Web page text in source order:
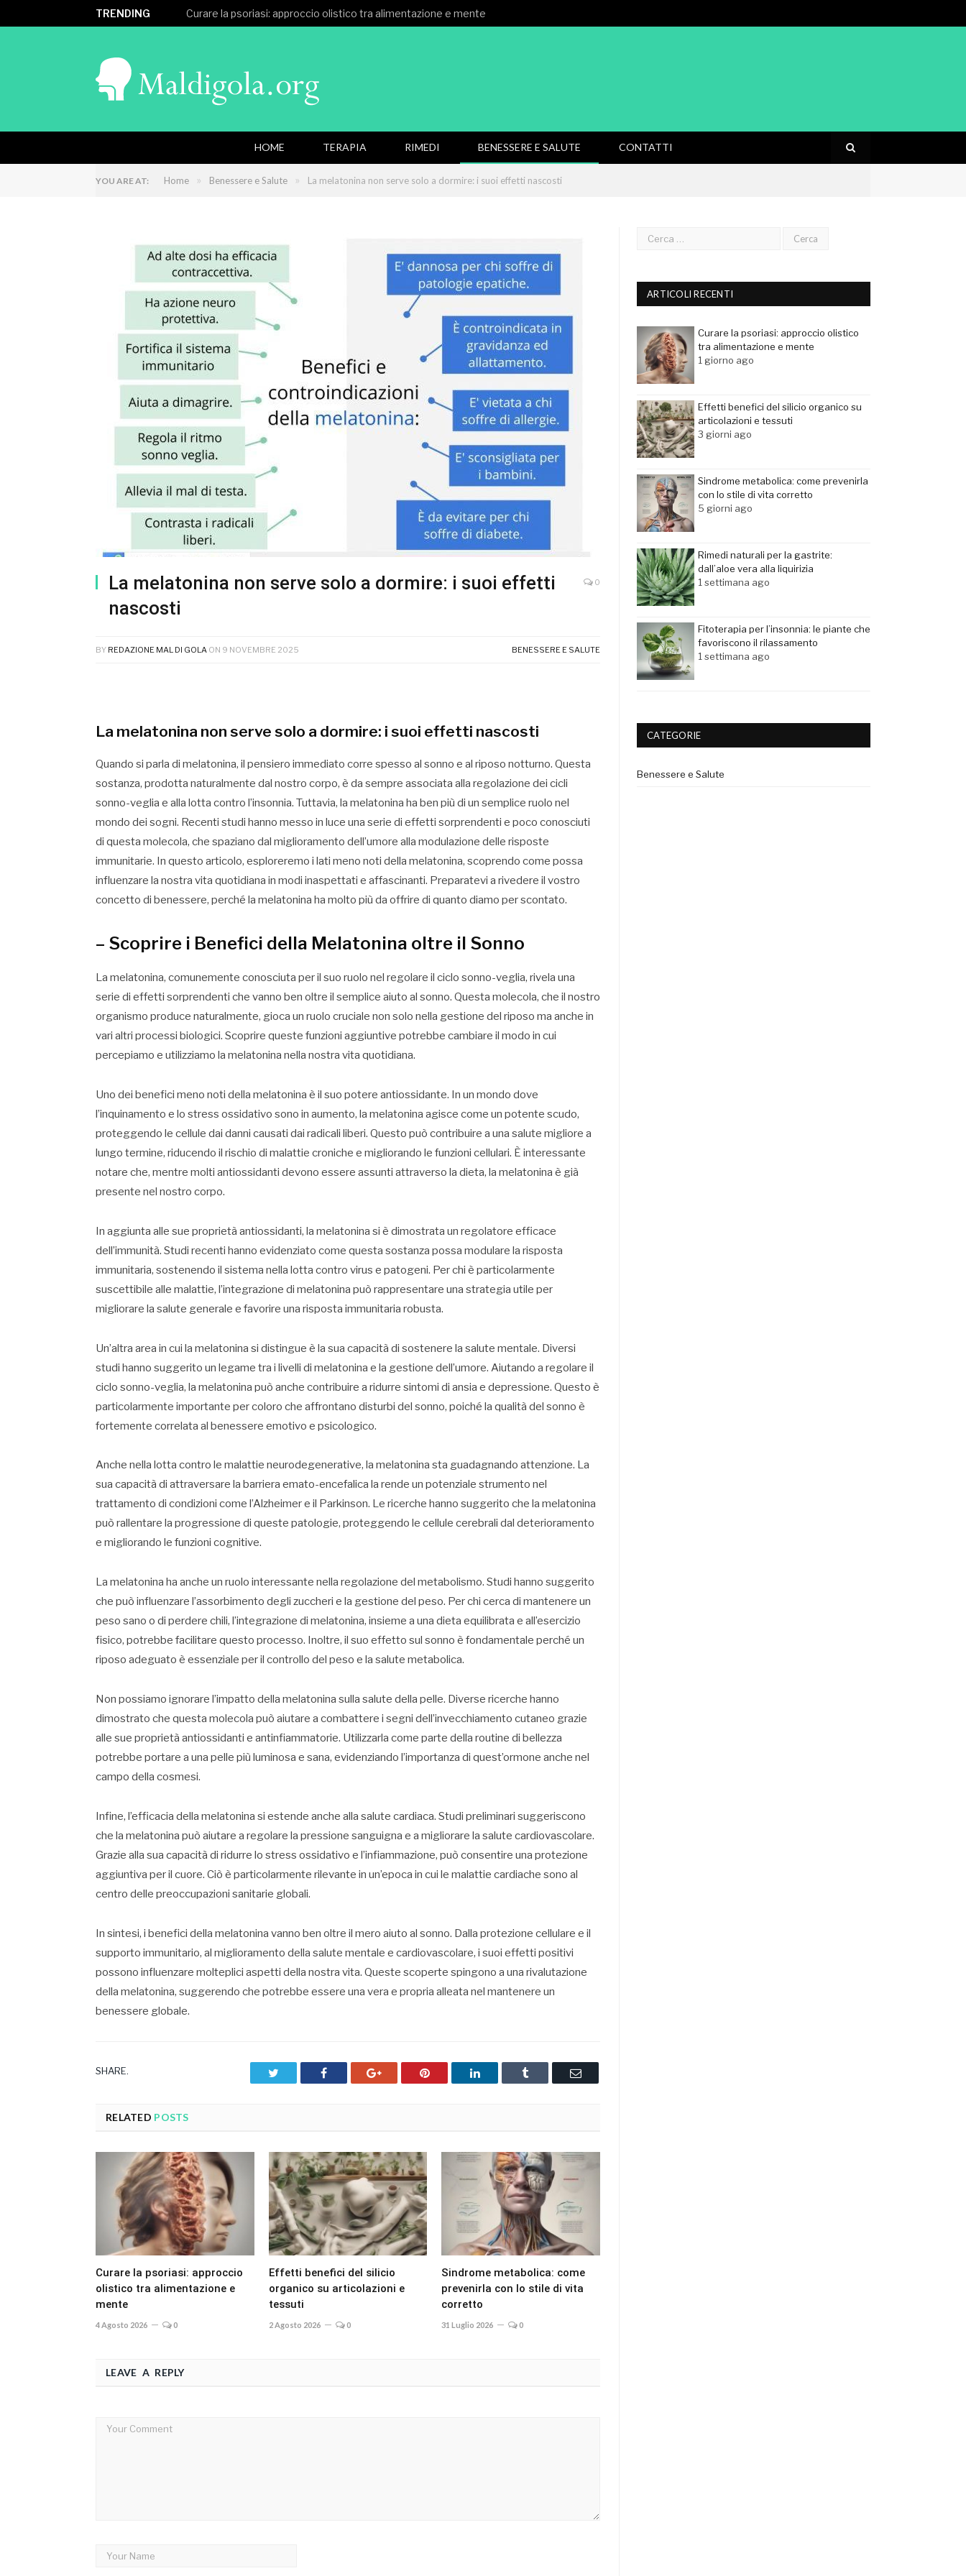
TRENDING Curare la psoriasi: approccio olistico tra alimentazione e mente
HOME TERAPIA RIMEDI BENESSERE E SALUTE CONTATTI
YOU ARE AT: Home » Benessere e Salute » La melatonina non serve solo a dormire: i suoi effetti nascosti
La melatonina non serve solo a dormire: i suoi effetti
nascosti
0
BY REDAZIONE MAL DI GOLA ON 9 NOVEMBRE 2025 BENESSERE E SALUTE
La melatonina non serve solo a dormire: i suoi effetti nascosti
Quando si parla di melatonina, il pensiero immediato corre spesso al sonno e al riposo notturno. Questa
sostanza, prodotta naturalmente dal nostro corpo, è da sempre associata alla regolazione dei cicli
sonno-veglia e alla lotta contro l’insonnia. Tuttavia, la melatonina ha ben più di un semplice ruolo nel
mondo dei sogni. Recenti studi hanno messo in luce una serie di effetti sorprendenti e poco conosciuti
di questa molecola, che spaziano dal miglioramento dell’umore alla modulazione delle risposte
immunitarie. In questo articolo, esploreremo i lati meno noti della melatonina, scoprendo come possa
influenzare la nostra vita quotidiana in modi inaspettati e affascinanti. Preparatevi a rivedere il vostro
concetto di benessere, perché la melatonina ha molto più da offrire di quanto diamo per scontato.
– Scoprire i Benefici della Melatonina oltre il Sonno
La melatonina, comunemente conosciuta per il suo ruolo nel regolare il ciclo sonno-veglia, rivela una
serie di effetti sorprendenti che vanno ben oltre il semplice aiuto al sonno. Questa molecola, che il nostro
organismo produce naturalmente, gioca un ruolo cruciale non solo nella gestione del riposo ma anche in
vari altri processi biologici. Scoprire queste funzioni aggiuntive potrebbe cambiare il modo in cui
percepiamo e utilizziamo la melatonina nella nostra vita quotidiana.
Uno dei benefici meno noti della melatonina è il suo potere antiossidante. In un mondo dove
l’inquinamento e lo stress ossidativo sono in aumento, la melatonina agisce come un potente scudo,
proteggendo le cellule dai danni causati dai radicali liberi. Questo può contribuire a una salute migliore a
lungo termine, riducendo il rischio di malattie croniche e migliorando le funzioni cellulari. È interessante
notare che, mentre molti antiossidanti devono essere assunti attraverso la dieta, la melatonina è già
presente nel nostro corpo.
In aggiunta alle sue proprietà antiossidanti, la melatonina si è dimostrata un regolatore efficace
dell’immunità. Studi recenti hanno evidenziato come questa sostanza possa modulare la risposta
immunitaria, sostenendo il sistema nella lotta contro virus e patogeni. Per chi è particolarmente
suscettibile alle malattie, l’integrazione di melatonina può rappresentare una strategia utile per
migliorare la salute generale e favorire una risposta immunitaria robusta.
Un’altra area in cui la melatonina si distingue è la sua capacità di sostenere la salute mentale. Diversi
studi hanno suggerito un legame tra i livelli di melatonina e la gestione dell’umore. Aiutando a regolare il
ciclo sonno-veglia, la melatonina può anche contribuire a ridurre sintomi di ansia e depressione. Questo è
particolarmente importante per coloro che affrontano disturbi del sonno, poiché la qualità del sonno è
fortemente correlata al benessere emotivo e psicologico.
Anche nella lotta contro le malattie neurodegenerative, la melatonina sta guadagnando attenzione. La
sua capacità di attraversare la barriera emato-encefalica la rende un potenziale strumento nel
trattamento di condizioni come l’Alzheimer e il Parkinson. Le ricerche hanno suggerito che la melatonina
può rallentare la progressione di queste patologie, proteggendo le cellule cerebrali dal deterioramento
e migliorando le funzioni cognitive.
La melatonina ha anche un ruolo interessante nella regolazione del metabolismo. Studi hanno suggerito
che può influenzare l’assorbimento degli zuccheri e la gestione del peso. Per chi cerca di mantenere un
peso sano o di perdere chili, l’integrazione di melatonina, insieme a una dieta equilibrata e all’esercizio
fisico, potrebbe facilitare questo processo. Inoltre, il suo effetto sul sonno è fondamentale perché un
riposo adeguato è essenziale per il controllo del peso e la salute metabolica.
Non possiamo ignorare l’impatto della melatonina sulla salute della pelle. Diverse ricerche hanno
dimostrato che questa molecola può aiutare a combattere i segni dell’invecchiamento cutaneo grazie
alle sue proprietà antiossidanti e antinfiammatorie. Utilizzarla come parte della routine di bellezza
potrebbe portare a una pelle più luminosa e sana, evidenziando l’importanza di quest’ormone anche nel
campo della cosmesi.
Infine, l’efficacia della melatonina si estende anche alla salute cardiaca. Studi preliminari suggeriscono
che la melatonina può aiutare a regolare la pressione sanguigna e a migliorare la salute cardiovascolare.
Grazie alla sua capacità di ridurre lo stress ossidativo e l’infiammazione, può consentire una protezione
aggiuntiva per il cuore. Ciò è particolarmente rilevante in un’epoca in cui le malattie cardiache sono al
centro delle preoccupazioni sanitarie globali.
In sintesi, i benefici della melatonina vanno ben oltre il mero aiuto al sonno. Dalla protezione cellulare e il
supporto immunitario, al miglioramento della salute mentale e cardiovascolare, i suoi effetti positivi
possono influenzare molteplici aspetti della nostra vita. Queste scoperte spingono a una rivalutazione
della melatonina, suggerendo che potrebbe essere una vera e propria alleata nel mantenere un
benessere globale.
SHARE. Facebook Google+ Pinterest LinkedIn Tumblr Email
RELATED POSTS
Curare la psoriasi: approccio
olistico tra alimentazione e
mente
4 Agosto 2026 0
Effetti benefici del silicio
organico su articolazioni e
tessuti
2 Agosto 2026 0
Sindrome metabolica: come
prevenirla con lo stile di vita
corretto
31 Luglio 2026 0
LEAVE A REPLY
ARTICOLI RECENTI
Curare la psoriasi: approccio olistico
tra alimentazione e mente
1 giorno ago
Effetti benefici del silicio organico su
articolazioni e tessuti
3 giorni ago
Sindrome metabolica: come prevenirla
con lo stile di vita corretto
5 giorni ago
Rimedi naturali per la gastrite:
dall’aloe vera alla liquirizia
1 settimana ago
Fitoterapia per l’insonnia: le piante che
favoriscono il rilassamento
1 settimana ago
CATEGORIE
Benessere e Salute